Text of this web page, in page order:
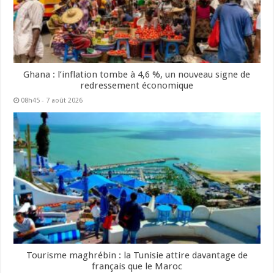
Ghana : l’inflation tombe à 4,6 %, un nouveau signe de
redressement économique
08h45 - 7 août 2026
Tourisme maghrébin : la Tunisie attire davantage de
français que le Maroc